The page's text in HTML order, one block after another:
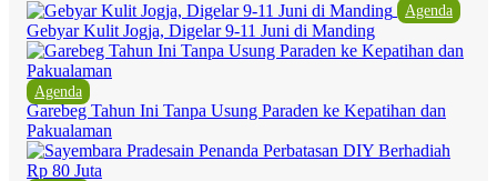
Agenda
Gebyar Kulit Jogja, Digelar 9-11 Juni di Manding
Agenda
Garebeg Tahun Ini Tanpa Usung Paraden ke Kepatihan dan
Pakualaman